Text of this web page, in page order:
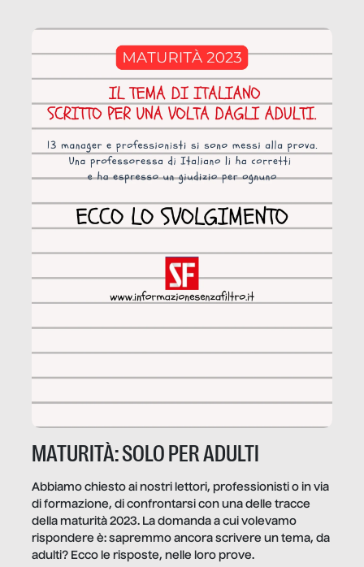
MATURITÀ: SOLO PER ADULTI
Abbiamo chiesto ai nostri lettori, professionisti o in via
di formazione, di confrontarsi con una delle tracce
della maturità 2023. La domanda a cui volevamo
rispondere è: sapremmo ancora scrivere un tema, da
adulti? Ecco le risposte, nelle loro prove.